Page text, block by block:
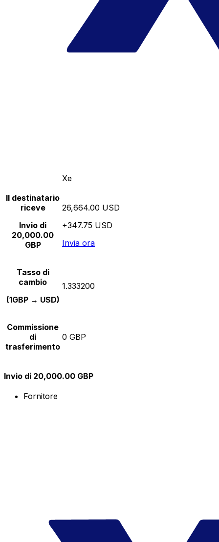
Xe
Il destinatario
riceve
Invio di
20,000.00
GBP
26,664.00 USD
+347.75 USD
Invia ora
Tasso di
cambio
(1GBP → USD)
1.333200
Commissione
di
trasferimento
0 GBP
Invio di 20,000.00 GBP
Fornitore